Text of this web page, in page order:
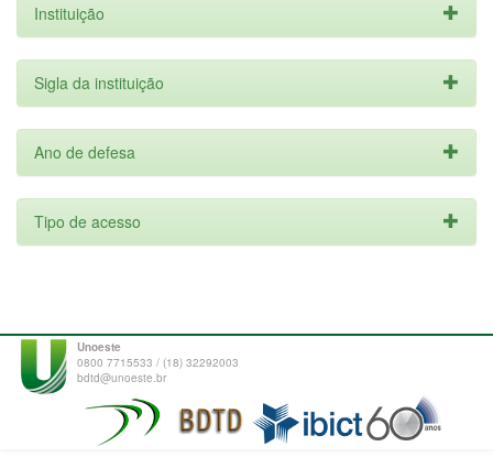
Instituição
Sigla da instituição
Ano de defesa
Tipo de acesso
Unoeste
0800 7715533 / (18) 32292003
bdtd@unoeste.br